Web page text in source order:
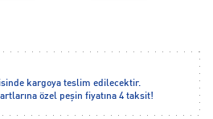
kargoya teslim edilecektir.
özel peşin fiyatına 4 taksit!